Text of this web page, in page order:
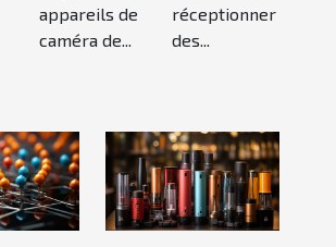
appareils de
caméra de...
réceptionner
des...